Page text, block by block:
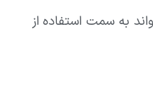
به سمت استفاده از